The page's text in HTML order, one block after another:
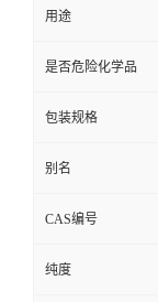
用途
是否危险化学品
包装规格
别名
CAS编号
纯度